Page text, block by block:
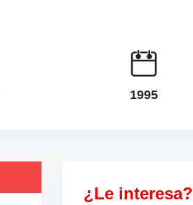
1995
¿Le interesa?